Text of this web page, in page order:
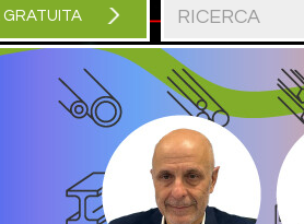
GRATUITA